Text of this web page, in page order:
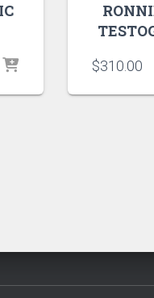
$310.00